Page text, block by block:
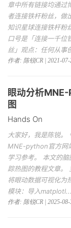
章中所有链接均通过
者连接铁杆粉丝，做
知识星球连接铁杆粉
口号是「连接一千位
丝」观点：任何从事
作者: 陈锐CR | 2021-07-
眼动分析
图
Hands On
大家好，我是陈锐。
MNE-python官方网
学习参考。 本文的
踪热图的教程文章。
将眼动数据可视化为
模块：导入matplotl...
作者: 陈锐CR | 2025-08-